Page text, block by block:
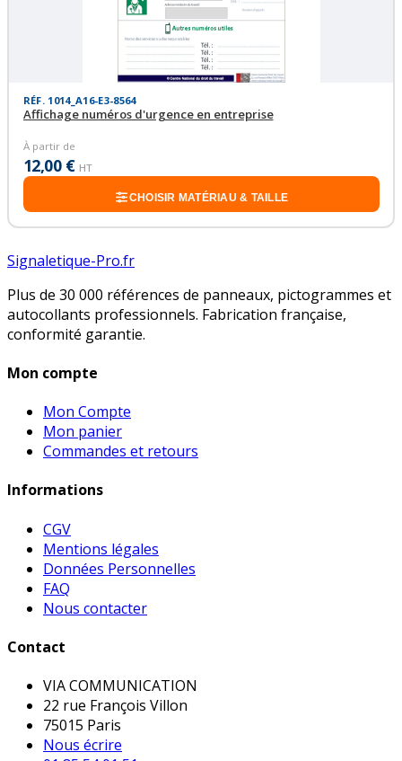
RÉF. 1014_A16-E3-8564
Affichage numéros d'urgence en entreprise
À partir de
12,00 € HT
CHOISIR MATÉRIAU & TAILLE
Signaletique-Pro.fr
Plus de 30 000 références de panneaux, pictogrammes et
autocollants professionnels. Fabrication française,
conformité garantie.
Mon compte
Mon Compte
Mon panier
Commandes et retours
Informations
CGV
Mentions légales
Données Personnelles
FAQ
Nous contacter
Contact
VIA COMMUNICATION
22 rue François Villon
75015 Paris
Nous écrire